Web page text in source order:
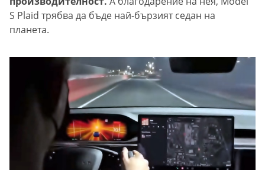
S Plaid трябва да бъде най-бързият седан на
планета.